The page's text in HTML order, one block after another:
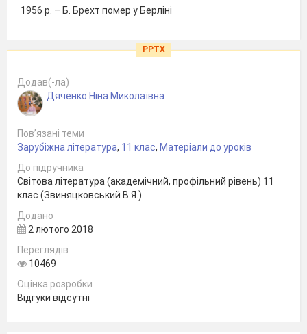
1956 р. – Б. Брехт помер у Берліні
PPTX
Додав(-ла)
Дяченко Ніна Миколаївна
Пов’язані теми
Зарубіжна література, 11 клас, Матеріали до уроків
До підручника
Світова література (академічний, профільний рівень) 11
клас (Звиняцковський В.Я.)
Додано
2 лютого 2018
Переглядів
10469
Оцінка розробки
Відгуки відсутні